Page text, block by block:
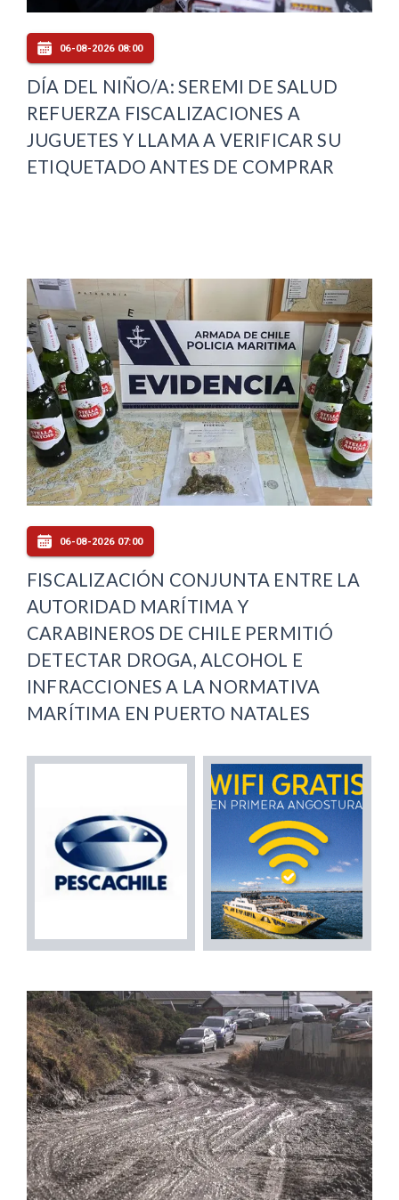
06-08-2026 08:00
DÍA DEL NIÑO/A: SEREMI DE SALUD
REFUERZA FISCALIZACIONES A
JUGUETES Y LLAMA A VERIFICAR SU
ETIQUETADO ANTES DE COMPRAR
06-08-2026 07:00
FISCALIZACIÓN CONJUNTA ENTRE LA
AUTORIDAD MARÍTIMA Y
CARABINEROS DE CHILE PERMITIÓ
DETECTAR DROGA, ALCOHOL E
INFRACCIONES A LA NORMATIVA
MARÍTIMA EN PUERTO NATALES